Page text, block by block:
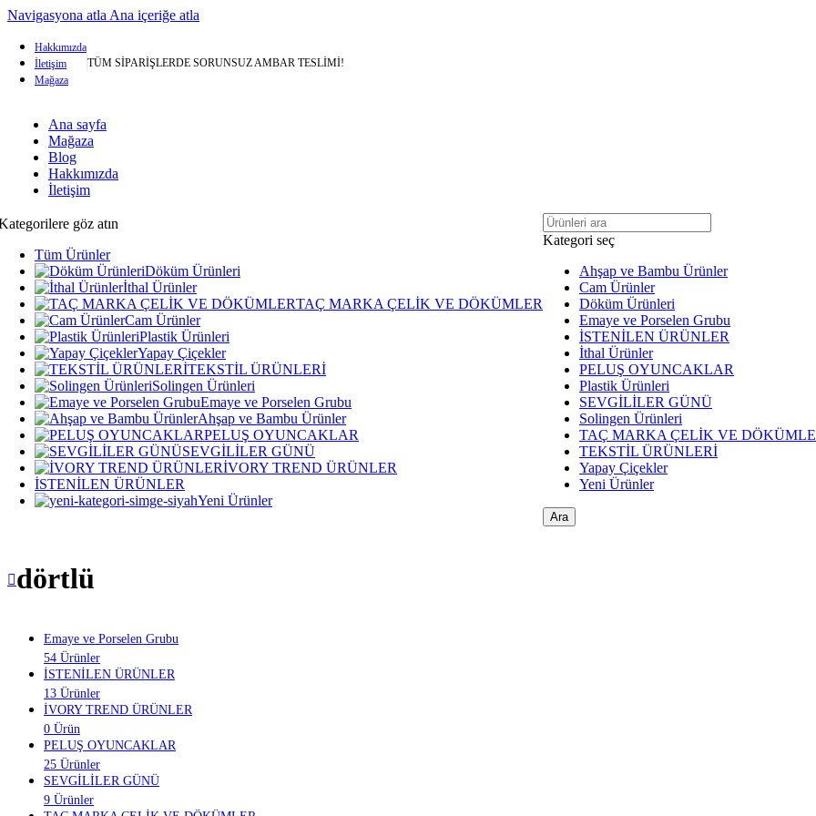
Navigasyona atla Ana içeriğe atla
Hakkımızda
İletişim
Mağaza
TÜM SİPARİŞLERDE SORUNSUZ AMBAR TESLİMİ!
Ana sayfa
Mağaza
Blog
Hakkımızda
İletişim
göz atın
Tüm Ürünler
Döküm Ürünleri
İthal Ürünler
TAÇ MARKA ÇELİK VE DÖKÜMLER
Cam Ürünler
Plastik Ürünleri
Yapay Çiçekler
TEKSTİL ÜRÜNLERİ
Solingen Ürünleri
Emaye ve Porselen Grubu
Ahşap ve Bambu Ürünler
PELUŞ OYUNCAKLAR
SEVGİLİLER GÜNÜ
İVORY TREND ÜRÜNLER
İSTENİLEN ÜRÜNLER
Yeni Ürünler
Kategori seç
Ahşap ve Bambu Ürünler
Cam Ürünler
Döküm Ürünleri
Emaye ve Porselen Grubu
İSTENİLEN ÜRÜNLER
İthal Ürünler
PELUŞ OYUNCAKLAR
Plastik Ürünleri
SEVGİLİLER GÜNÜ
Solingen Ürünleri
TAÇ MARKA ÇELİK VE
TEKSTİL ÜRÜNLERİ
Yapay Çiçekler
Yeni Ürünler
Ara
dörtlü
Emaye ve Porselen Grubu
54 Ürünler
İSTENİLEN ÜRÜNLER
13 Ürünler
İVORY TREND ÜRÜNLER
0 Ürün
PELUŞ OYUNCAKLAR
25 Ürünler
SEVGİLİLER GÜNÜ
9 Ürünler